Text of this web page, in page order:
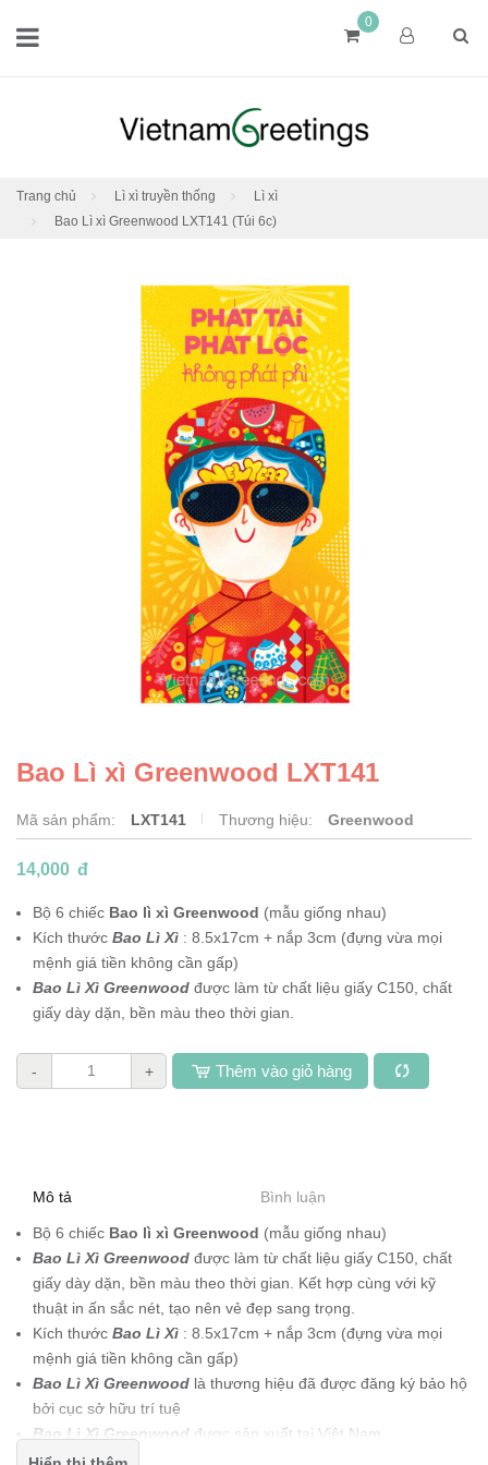
0
Trang chủ Lì xì truyền thống
Lì xì
Bao Lì xì Greenwood LXT141 (Túi 6c)
Bao Lì xì Greenwood LXT141
Mã sản phẩm: LXT141 Thương hiệu: Greenwood
14,000 đ
Bộ 6 chiếc Bao lì xì Greenwood (mẫu giống nhau)
Kích thước Bao Lì Xì : 8.5x17cm + nắp 3cm (đựng vừa mọi
mệnh giá tiền không cần gấp)
Bao Lì Xì Greenwood được làm từ chất liệu giấy C150, chất
giấy dày dặn, bền màu theo thời gian.
- + Thêm vào giỏ hàng
Mô tả Bình luận
Bộ 6 chiếc Bao lì xì Greenwood (mẫu giống nhau)
Bao Lì Xì Greenwood được làm từ chất liệu giấy C150, chất
giấy dày dặn, bền màu theo thời gian. Kết hợp cùng với kỹ
thuật in ấn sắc nét, tạo nên vẻ đẹp sang trọng.
Kích thước Bao Lì Xì : 8.5x17cm + nắp 3cm (đựng vừa mọi
mệnh giá tiền không cần gấp)
Bao Lì Xì Greenwood là thương hiệu đã được đăng ký bảo hộ
bởi cục sở hữu trí tuệ
Bao Lì Xì Greenwood được sản xuất tại Việt Nam
Bao Lì Xì Greenwood